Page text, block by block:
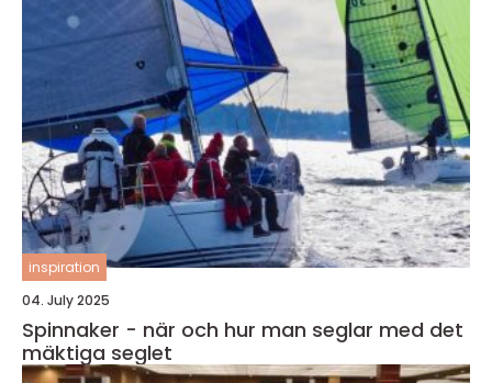
inspiration
04. July 2025
Spinnaker - när och hur man seglar med det
mäktiga seglet